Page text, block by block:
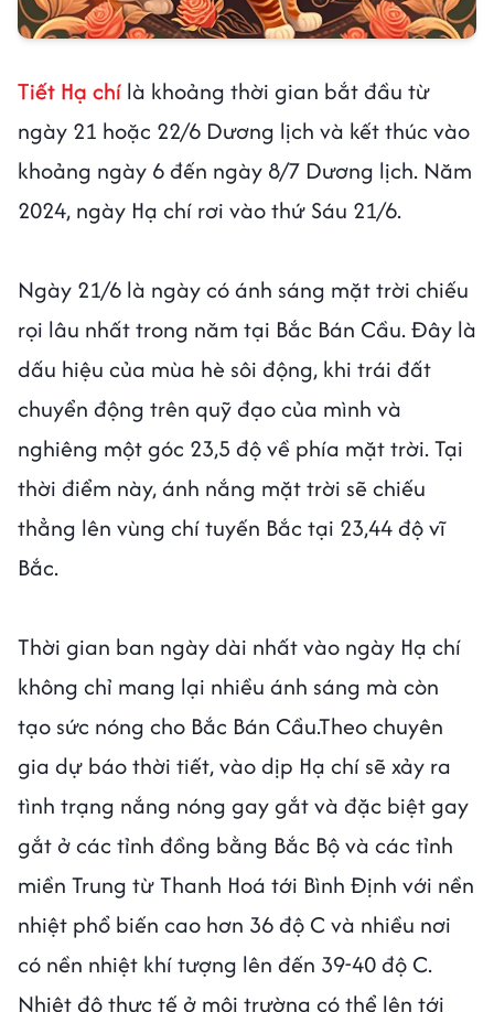
Tiết Hạ chí là khoảng thời gian bắt đầu từ
ngày 21 hoặc 22/6 Dương lịch và kết thúc vào
khoảng ngày 6 đến ngày 8/7 Dương lịch. Năm
2024, ngày Hạ chí rơi vào thứ Sáu 21/6.
Ngày 21/6 là ngày có ánh sáng mặt trời chiếu
rọi lâu nhất trong năm tại Bắc Bán Cầu. Đây là
dấu hiệu của mùa hè sôi động, khi trái đất
chuyển động trên quỹ đạo của mình và
nghiêng một góc 23,5 độ về phía mặt trời. Tại
thời điểm này, ánh nắng mặt trời sẽ chiếu
thẳng lên vùng chí tuyến Bắc tại 23,44 độ vĩ
Bắc.
Thời gian ban ngày dài nhất vào ngày Hạ chí
không chỉ mang lại nhiều ánh sáng mà còn
tạo sức nóng cho Bắc Bán Cầu.Theo chuyên
gia dự báo thời tiết, vào dịp Hạ chí sẽ xảy ra
tình trạng nắng nóng gay gắt và đặc biệt gay
gắt ở các tỉnh đồng bằng Bắc Bộ và các tỉnh
miền Trung từ Thanh Hoá tới Bình Định với nền
nhiệt phổ biến cao hơn 36 độ C và nhiều nơi
có nền nhiệt khí tượng lên đến 39-40 độ C.
Nhiệt độ thực tế ở môi trường có thể lên tới